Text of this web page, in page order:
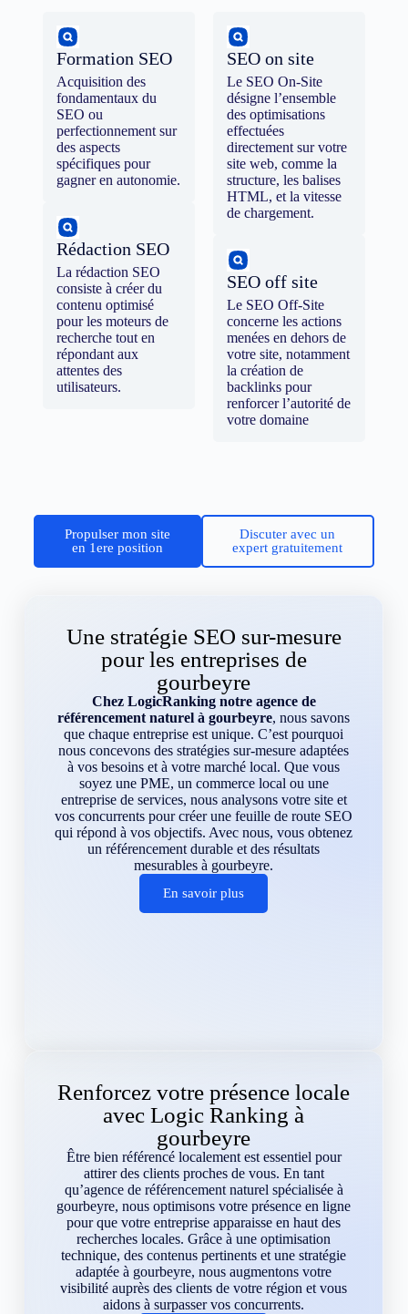
Formation SEO
Acquisition des
fondamentaux du
SEO ou
perfectionnement sur
des aspects
spécifiques pour
gagner en autonomie.
Rédaction SEO
La rédaction SEO
consiste à créer du
contenu optimisé
pour les moteurs de
recherche tout en
répondant aux
attentes des
utilisateurs.
SEO on site
Le SEO On-Site
désigne l’ensemble
des optimisations
effectuées
directement sur votre
site web, comme la
structure, les balises
HTML, et la vitesse
de chargement.
SEO off site
Le SEO Off-Site
concerne les actions
menées en dehors de
votre site, notamment
la création de
backlinks pour
renforcer l’autorité de
votre domaine
Propulser mon site
en 1ere position
Discuter avec un
expert gratuitement
Une stratégie SEO sur-mesure
pour les entreprises de
gourbeyre
Chez LogicRanking notre agence de
référencement naturel à gourbeyre, nous savons
que chaque entreprise est unique. C’est pourquoi
nous concevons des stratégies sur-mesure adaptées
à vos besoins et à votre marché local. Que vous
soyez une PME, un commerce local ou une
entreprise de services, nous analysons votre site et
vos concurrents pour créer une feuille de route SEO
qui répond à vos objectifs. Avec nous, vous obtenez
un référencement durable et des résultats
mesurables à gourbeyre.
En savoir plus
Renforcez votre présence locale
avec Logic Ranking à
gourbeyre
Être bien référencé localement est essentiel pour
attirer des clients proches de vous. En tant
qu’agence de référencement naturel spécialisée à
gourbeyre, nous optimisons votre présence en ligne
pour que votre entreprise apparaisse en haut des
recherches locales. Grâce à une optimisation
technique, des contenus pertinents et une stratégie
adaptée à gourbeyre, nous augmentons votre
visibilité auprès des clients de votre région et vous
aidons à surpasser vos concurrents.